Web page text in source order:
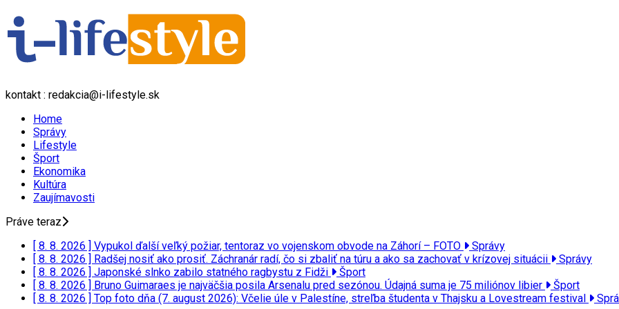
kontakt : redakcia@i-lifestyle.sk
Home
Správy
Lifestyle
Šport
Ekonomika
Kultúra
Zaujímavosti
Práve teraz
[ 8. 8. 2026 ] Vypukol ďalší veľký požiar, tentoraz vo vojenskom obvode na Záhorí – FOTO
Správy
[ 8. 8. 2026 ] Radšej nosiť ako prosiť. Záchranár radí, čo si zbaliť na túru a ako sa zachovať v krízovej situácii
Správy
[ 8. 8. 2026 ] Japonské slnko zabilo statného ragbystu z Fidži
Šport
[ 8. 8. 2026 ] Bruno Guimaraes je najväčšia posila Arsenalu pred sezónou. Údajná suma je 75 miliónov libier
Šport
[ 8. 8. 2026 ] Top foto dňa (7. august 2026): Včelie úle v Palestíne, streľba študenta v Thajsku a Lovestream festival